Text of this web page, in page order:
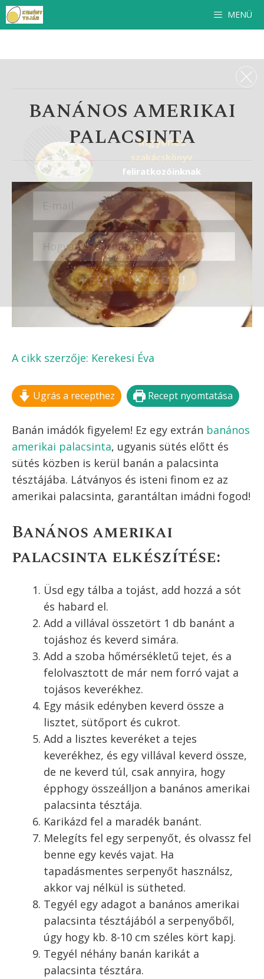
MENÜ
BANÁNOS AMERIKAI
PALACSINTA
A cikk szerzője:Kerekesi Éva
Ugrás a recepthez Recept nyomtatása
Banán imádók figyelem! Ez egy extrán
amerikai palacsinta, ugyanis sütés előtt és
sütés közben is kerül banán a palacsinta
tésztájába. Látványos és isteni finom ez az
amerikai palacsinta, garantáltan imádni fogod!
Banános amerikai
palacsinta elkészítése:
Üsd egy tálba a tojást, add hozzá a sót
és habard el.
Add a villával összetört 1 db banánt a
tojáshoz és keverd simára.
Add a szoba hőmérsékletű tejet, és a
Ingyenes
szakácskönyv
feliratkozóinknak
FELIRATKOZOM!